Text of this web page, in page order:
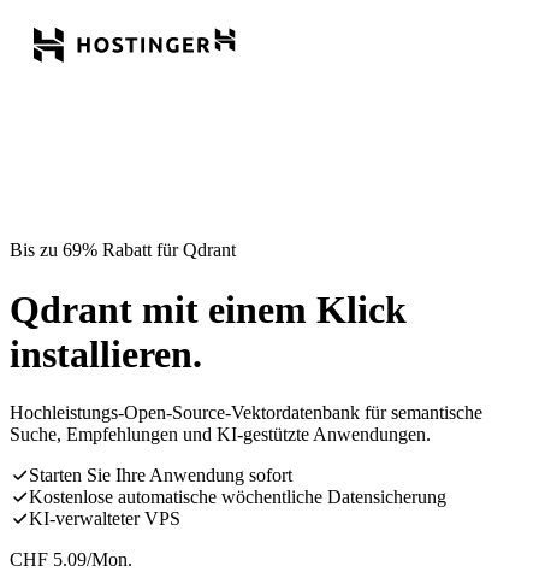
Bis zu 69% Rabatt für Qdrant
Qdrant mit einem Klick
installieren.
Hochleistungs-Open-Source-Vektordatenbank für semantische
Suche, Empfehlungen und KI-gestützte Anwendungen.
Starten Sie Ihre Anwendung sofort
Kostenlose automatische wöchentliche Datensicherung
KI-verwalteter VPS
CHF 5.09/Mon.